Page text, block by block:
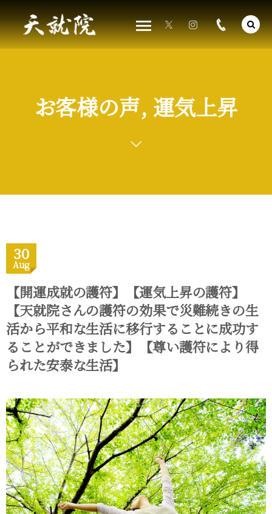
お客様の声, 運気上昇
30
Aug
【開運成就の護符】【運気上昇の護符】
【天就院さんの護符の効果で災難続きの生
活から平和な生活に移行することに成功す
ることができました】【尊い護符により得
られた安泰な生活】